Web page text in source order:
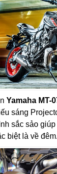
Yamaha MT-
sáng
sắc sảo
biệt là về đêm.